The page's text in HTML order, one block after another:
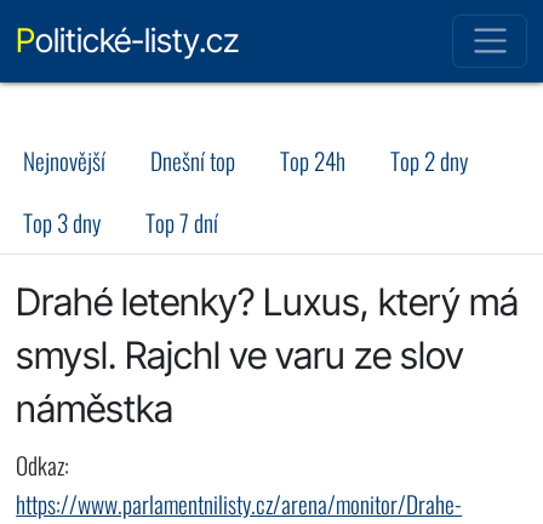
Politické-listy.cz
Nejnovější Dnešní top Top 24h
Top 2 dny
Top 3 dny
Top 7 dní
Drahé letenky? Luxus, který má
smysl. Rajchl ve varu ze slov
náměstka
Odkaz:
https://www.parlamentnilisty.cz/arena/monitor/Drahe-